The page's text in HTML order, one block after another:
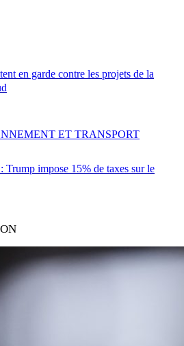
en garde contre les projets de la
Trump impose 15% de taxes sur le
ET TRANSPORT